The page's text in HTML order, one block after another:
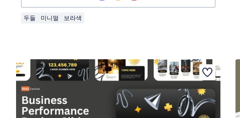
두들 미니멀 보라색